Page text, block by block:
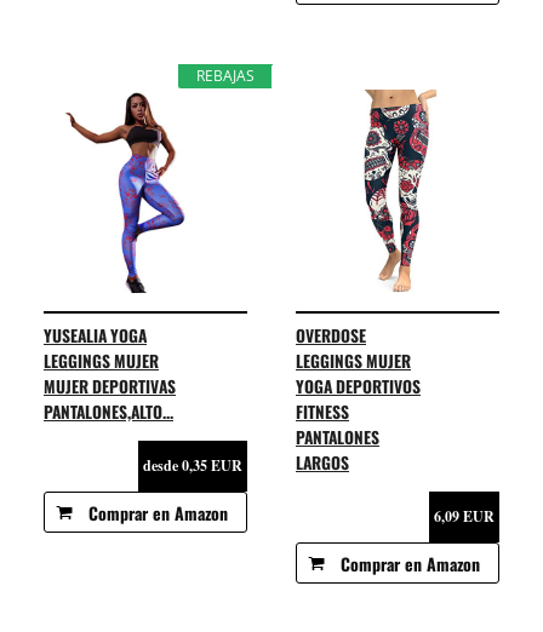
REBAJAS
YUSEALIA YOGA
LEGGINGS MUJER
MUJER DEPORTIVAS
PANTALONES,ALTO...
desde 0,35 EUR
Comprar en Amazon
OVERDOSE
LEGGINGS MUJER
YOGA DEPORTIVOS
FITNESS
PANTALONES
LARGOS
6,09 EUR
Comprar en Amazon